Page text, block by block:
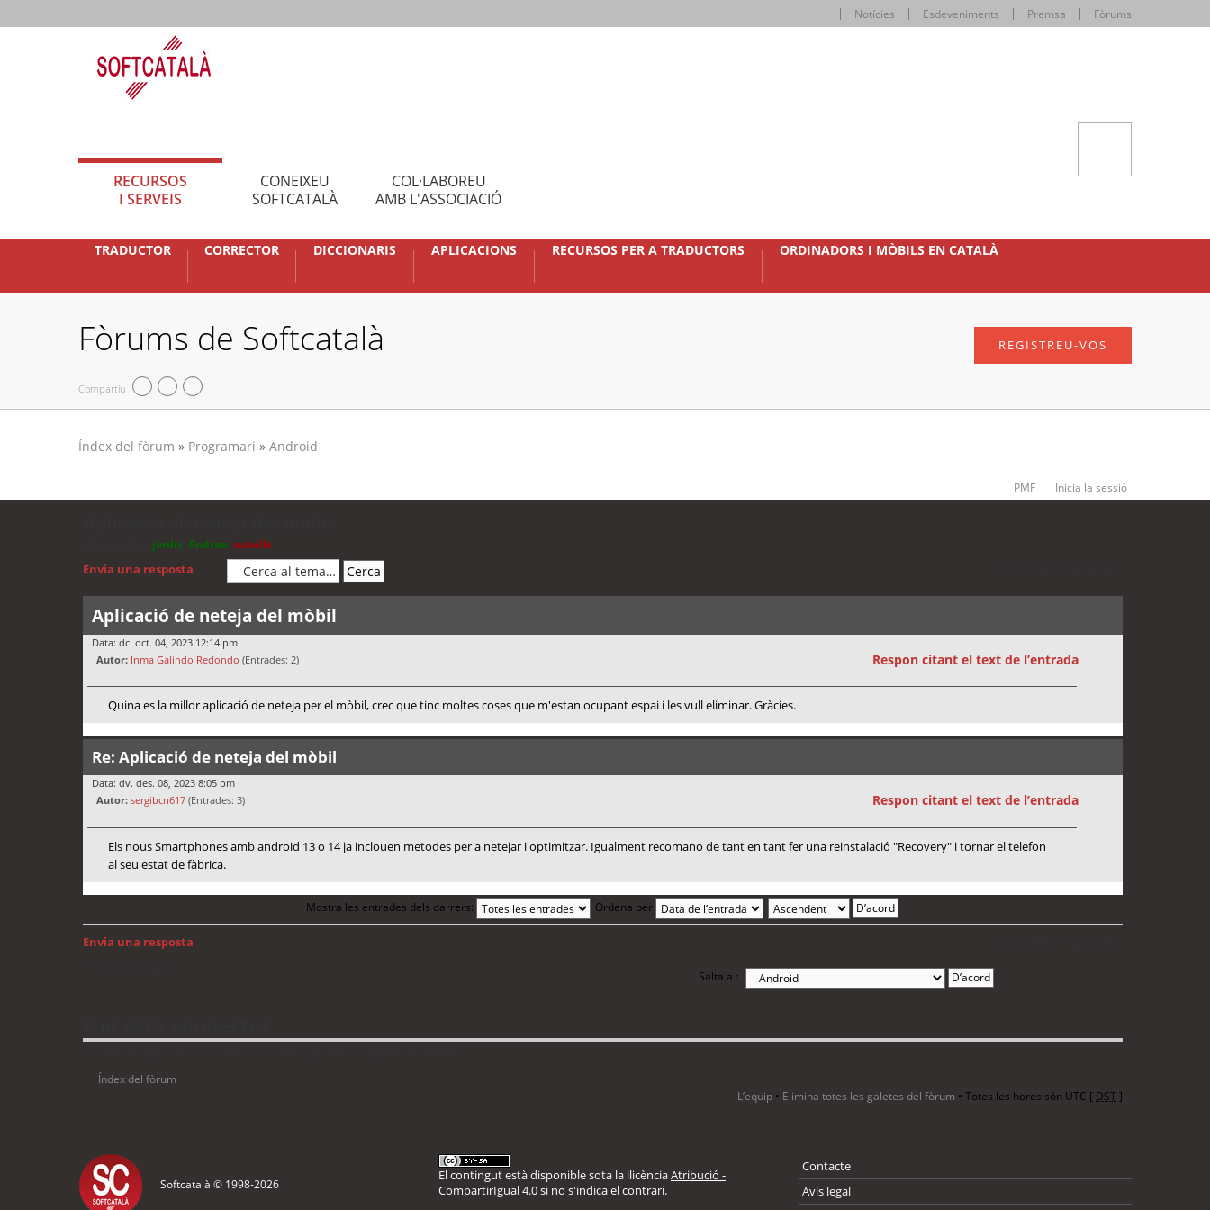
Notícies Esdeveniments Premsa Fòrums
RECURSOS
I SERVEIS
CONEIXEU
SOFTCATALÀ
COL·LABOREU
AMB L'ASSOCIACIÓ
TRADUCTOR CORRECTOR DICCIONARIS APLICACIONS RECURSOS PER A TRADUCTORS ORDINADORS I MÒBILS EN CATALÀ
Fòrums de Softcatalà
Compartiu
REGISTREU-VOS
Índex del fòrum » Programari » Android
PMF Inicia la sessió
jordis Andreu cubells
Envia una resposta
Aplicació de neteja del mòbil
Data: dc. oct. 04, 2023 12:14 pm
Autor: Inma Galindo Redondo (Entrades: 2) Respon citant el text de l’entrada
Quina es la millor aplicació de neteja per el mòbil, crec que tinc moltes coses que m'estan ocupant espai i les vull eliminar. Gràcies.
Re: Aplicació de neteja del mòbil
Data: dv. des. 08, 2023 8:05 pm
Autor: sergibcn617 (Entrades: 3) Respon citant el text de l’entrada
Els nous Smartphones amb android 13 o 14 ja inclouen metodes per a netejar i optimitzar. Igualment recomano de tant en tant fer una reinstalació "Recovery" i tornar el telefon
al seu estat de fàbrica.
Mostra les entrades dels darrers: Ordena per
Envia una resposta
Salta a :
Índex del fòrum
L’equip • Elimina totes les galetes del fòrum • Totes les hores són UTC [ DST]
Softcatalà © 1998-2026
El contingut està disponible sota la llicènciaAtribució -
CompartirIgual 4.0si no s'indica el contrari.
Contacte
Avís legal